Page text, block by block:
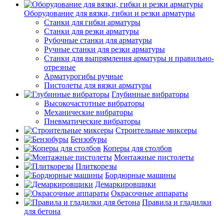
Оборудование для вязки, гибки и резки арматуры
Станки для гибки арматуры
Станки для резки арматуры
Рубочные станки для арматуры
Ручные станки для резки арматуры
Станки для выпрямления арматуры и правильно-
отрезные
Арматурогибы ручные
Пистолеты для вязки арматуры
Глубинные вибраторы
Высокочастотные вибраторы
Механические вибраторы
Пневматические вибраторы
Строительные миксеры
Бензобуры
Коперы для столбов
Монтажные пистолеты
Плиткорезы
Бордюрные машины
Демаркировщики
Окрасочные аппараты
Правила и гладилки
для бетона